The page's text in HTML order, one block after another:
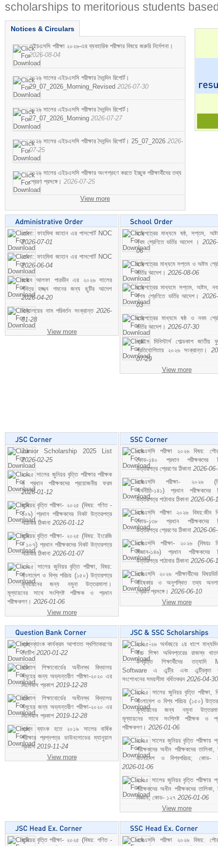
scholarships to meritorious students
Notices & Circulars
এইচএসসি পরীক্ষা ২০২৬-এর ব্যবহারিক পরীক্ষার বিষয়ে জরুরি নির্দেশনা।
2026-08-04
২০২৬ সালের এইচএসসি পরীক্ষার দৈনন্দিন রিপোর্ট।
29_07_2026_Morning_Revised 2026-07-30
২০২৬ সালের এইচএসসি পরীক্ষার দৈনন্দিন রিপোর্ট।
27_07_2026_Morning 2026-07-27
২০২৬ সালের এইচএসসি পরীক্ষার দৈনন্দিন রিপোর্ট। 25_07_2026 2026-
07-25
২০২৬ সালের এইচএসসি পরীক্ষার অংশগ্রহণ করতে ইচ্ছুক পরীক্ষার্থীদের তথ্য
প্রেরণ প্রসঙ্গে। 2026-07-25
View more
মোসা: ফাহমিদা জাহান এর পাসপোর্ট NOC
2026-07-01
মোসা: ফাহমিদা জাহান এর পাসপোর্ট NOC
2026-06-04
জনাব আলফা পারভীন এর ২০২৬ সালের
পবিত্র হজ্জ্ব গমনের জন্য ছুটির আদেশ
2026-04-20
বিদ্যালয়ের নাম পরিবর্তন সংক্রান্ত 2026-
01-28
View more
ছাড়পত্রের মাধ্যমে ষষ্ঠ, সপ্তম,
নবম শ্রেণিতে ভর্তির আদেশ ।
06
ছাড়পত্রের মাধ্যমে সপ্তম ও অষ্টম
ভর্তির আদেশ। 2026-08-06
ছাড়পত্রের মাধ্যমে সপ্তম, অষ্টম,
দশম শ্রেণিতে ভর্তির আদেশ।
03
ছাড়পত্রের মাধ্যমে ষষ্ঠ ও নবম
ভর্তির আদেশ। 2026-07-30
প্রাইম মিনিস্টার্স গোল্ডকাপ জাতীয়
প্রতিযোগিতায় ২০২৬ সংক্রান্ত।
07-29
View more
Junior Scholarship 2025 List
2026-02-25
২০২৫ সালের জুনিয়র বৃত্তি পরীক্ষার পরীক্ষক
ও প্রধান পরীক্ষকদের প্রয়োজনীয় ফরম
2026-01-12
জুনিয়র বৃত্তি পরীক্ষা- ২০২৫ (বিষয়: গণিত -
১০৯) প্রধান পরীক্ষকদের নিকট উত্তরপত্র
পাঠাবার ঠিকানা 2026-01-12
জুনিয়র বৃত্তি পরীক্ষা- ২০২৫ (বিষয়: ইংরেজি
- ১০৭) প্রধান পরীক্ষকদের নিকট উত্তরপত্র
পাঠাবার ঠিকানা 2026-01-07
২০২৫ সালের জুনিয়র বৃত্তি পরীক্ষা, বিষয়:
বাংলাদেশ ও বিশ্ব পরিচয় (১৫০) উত্তরপত্র
মূল্যায়নের জন্য নমুনা উত্তরমালা।
মূল্যায়নের সাথে সংশ্লিষ্ট পরীক্ষক ও প্রধান
পরীক্ষকগণ। 2026-01-06
View more
এসএসসি পরীক্ষা ২০২৬ বিষয়:
কোড-১৪০ প্রধান পরীক্ষকদের
উত্তরপত্র প্রেরণের ঠিকানা 2026-
এসএসসি পরীক্ষা- ২০২৬
অর্থনীতি-১৪১) প্রধান পরীক্ষকদের
উত্তরপত্র পাঠাবার ঠিকানা 2026-06-
এসএসসি পরীক্ষা ২০২৬ বিষয়:জীব
কোড-১৩৮ প্রধান পরীক্ষকদের
উত্তরপত্র প্রেরণের ঠিকানা 2026-
এসএসসি পরীক্ষা- ২০২৬ (বিষয়ঃ
বিজ্ঞান-১৪৬) প্রধান পরীক্ষকদের
উত্তরপত্র পাঠাবার ঠিকানা 2026-06-
এসএসসি ২০২৬ পরীক্ষার্থীদের
বহিষ্কার ও অনুপস্থিত তথ্য
প্রেরণ প্রসঙ্গে। 2026-06-10
View more
প্রশ্নব্যাংক কার্যক্রম আপাতত স্থগিতকরণের
নোটিশ 2020-01-22
বরিশাল শিক্ষাবোর্ডের অধীনস্থ বিদ্যালয়
সমূহের জন্য অভ্যন্তরীণ পরীক্ষা-২০২০ এর
সিলেবাস প্রকাশ 2019-12-28
বরিশাল শিক্ষাবোর্ডের অধীনস্থ বিদ্যালয়
সমূহের জন্য অভ্যন্তরীণ পরীক্ষা-২০২০ এর
সিলেবাস প্রকাশ 2019-12-28
প্রশ্ন ব্যাংক হতে ২০১৯ সালের বার্ষিক
পরীক্ষার প্রশ্নপত্র ডাউনলোডের ম্যানুয়াল
প্রকাশ 2019-11-24
View more
২০২৫-২৬ অর্থবছরে ২য় ধাপে
উচ্চ শিক্ষা অধিদপ্তরের রাজস্ব
উপবৃত্তি শিক্ষার্থীদের তত্যাদি
Software এ এন্ট্রি এবং এন্ট্রিকৃত
সংশোধনের সময়সীমা বর্ধিতকরন 2026-04-30
২০২৫ সালের জুনিয়র বৃত্তি পরীক্ষা,
বাংলাদেশ ও বিশ্ব পরিচয় (১৫০)
মূল্যায়নের জন্য নমুনা
মূল্যায়নের সাথে সংশ্লিষ্ট পরীক্ষক ও
পরীক্ষকগণ। 2026-01-06
২০২৫ সালের জুনিয়র বৃত্তি পরীক্ষায়
পরীক্ষকদের অধীন পরীক্ষকদের তালিকা,
বাংলাদেশ ও বিশ্বপরিচয়; কোড-
2026-01-06
২০২৫ সালের জুনিয়র বৃত্তি পরীক্ষায়
পরীক্ষকদের অধীন পরীক্ষকদের তালিকা,
বিজ্ঞান; কোড- ১২৭ 2026-01-06
View more
জুনিয়র বৃত্তি পরীক্ষা- ২০২৫ (বিষয়: গণিত -
এসএসসি পরীক্ষা ২০২৬ বিষয়: